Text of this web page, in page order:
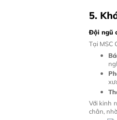
5.
Đội ngũ
Tại MSC
Với kinh
chân,